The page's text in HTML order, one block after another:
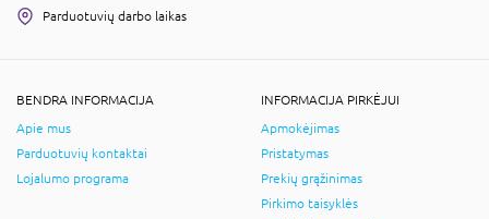
Parduotuvių darbo laikas
BENDRA INFORMACIJA
Apie mus
Parduotuvių kontaktai
Lojalumo programa
INFORMACIJA PIRKĖJUI
Apmokėjimas
Pristatymas
Prekių grąžinimas
Pirkimo taisyklės